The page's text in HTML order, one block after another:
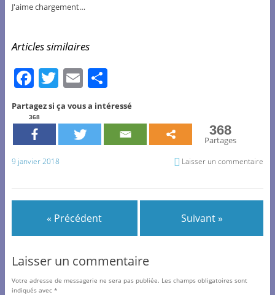
J'aimechargement…
Articles similaires
F
a
c
e
b
o
T
w
itt
er
E
m
ai
l
P
ar
ta
Partagez si ça vous a intéressé
368
368
Partages
9 janvier 2018 Laisser un commentaire
« Précédent Suivant »
Laisser un commentaire
Votre adresse de messagerie ne sera pas publiée. Les champs obligatoires sont
indiqués avec *